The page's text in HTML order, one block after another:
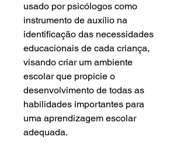
usado por psicólogos como
instrumento de auxílio na
identificação das necessidades
educacionais de cada criança,
visando criar um ambiente
escolar que propicie o
desenvolvimento de todas as
habilidades importantes para
uma aprendizagem escolar
adequada.